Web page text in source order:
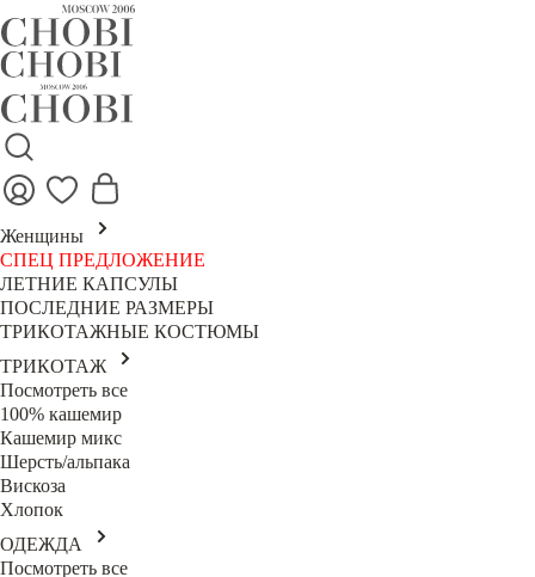
Женщины
СПЕЦ ПРЕДЛОЖЕНИЕ
ЛЕТНИЕ КАПСУЛЫ
ПОСЛЕДНИЕ РАЗМЕРЫ
ТРИКОТАЖНЫЕ КОСТЮМЫ
ТРИКОТАЖ
Посмотреть все
100% кашемир
Кашемир микс
Шерсть/альпака
Вискоза
Хлопок
ОДЕЖДА
Посмотреть все